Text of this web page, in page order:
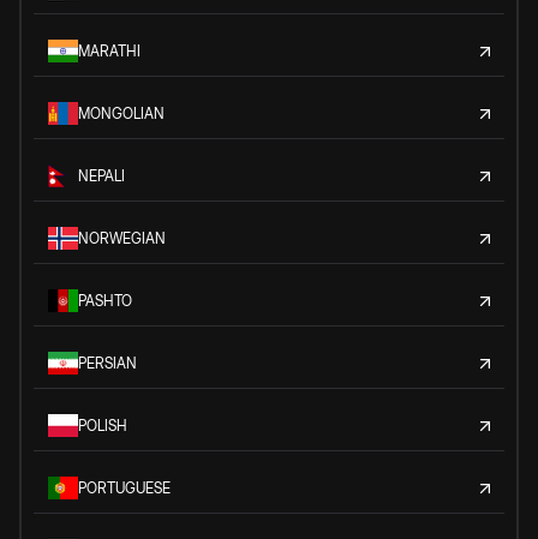
MARATHI
MONGOLIAN
NEPALI
NORWEGIAN
PASHTO
PERSIAN
POLISH
PORTUGUESE